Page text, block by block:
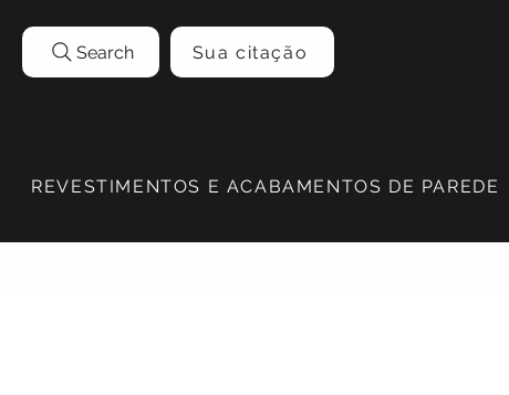
Search Sua citação
REVESTIMENTOS E ACABAMENTOS DE PAREDE